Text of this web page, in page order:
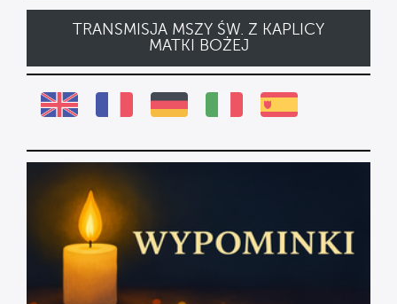
TRANSMISJA MSZY ŚW. Z KAPLICY
MATKI BOŻEJ